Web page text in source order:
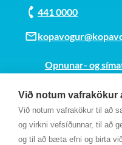
Við notum vafrakökur
Við notum vafrakökur til að
og virkni vefsíðunnar, til að
og til að bæta efni og birta
441 0000
Opnunar- og
Kt. 700169-3759
Fundarmannagátt